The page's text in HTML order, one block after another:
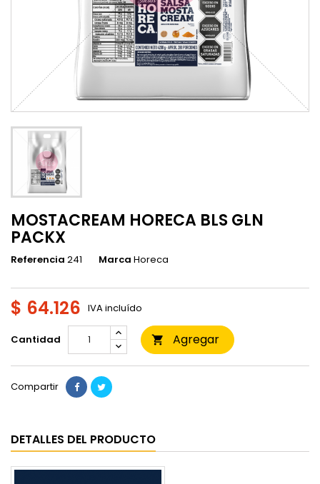
MOSTACREAM HORECA BLS GLN
PACKX
Referencia 241 Marca Horeca
$ 64.126 IVA incluído
Cantidad  Agregar
Compartir
DETALLES DEL PRODUCTO